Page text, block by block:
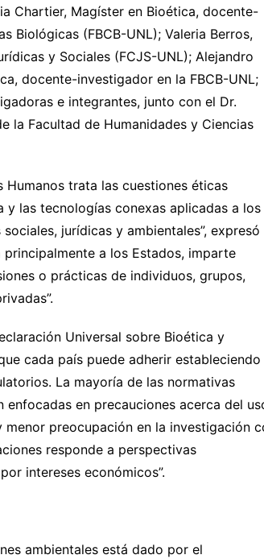
Chartier, Magíster en Bioética, docente-
Biológicas (FBCB-UNL); Valeria Berros,
y Sociales (FCJS-UNL); Alejandro
docente-investigador en la FBCB-UNL;
e integrantes, junto con el Dr.
la Facultad de Humanidades y Ciencias
Humanos trata las cuestiones éticas
y las tecnologías conexas aplicadas a los
jurídicas y ambientales”, expresó
a los Estados, imparte
o prácticas de individuos, grupos,
Universal sobre Bioética y
cada país puede adherir estableciendo
La mayoría de las normativas
en precauciones acerca del
menor preocupación en la investigación
responde a perspectivas
intereses económicos”.
ambientales está dado por el